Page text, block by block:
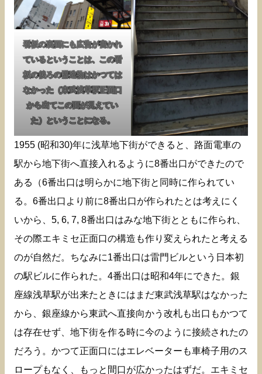
看板の裏面にも広告が書かれ
ているということは、この看
板の後ろの構造物はかつては
なかった（東武浅草駅正面口
から出てこの面が見えてい
た）ということになる。
1955 (昭和30)年に浅草地下街ができると、路面電車の
駅から地下街へ直接入れるように8番出口ができたので
ある（6番出口は明らかに地下街と同時に作られてい
る。6番出口より前に8番出口が作られたとは考えにく
いから、5, 6, 7, 8番出口はみな地下街とともに作られ、
その際エキミセ正面口の構造も作り変えられたと考える
のが自然だ。ちなみに1番出口は雷門ビルという日本初
の駅ビルに作られた。4番出口は昭和4年にできた。銀
座線浅草駅が出来たときにはまだ東武浅草駅はなかった
から、銀座線から東武へ直接向かう改札も出口もかつて
は存在せず、地下街を作る時に今のように接続されたの
だろう。かつて正面口にはエレベーターも車椅子用のス
ロープもなく、もっと間口が広かったはずだ。エキミセ